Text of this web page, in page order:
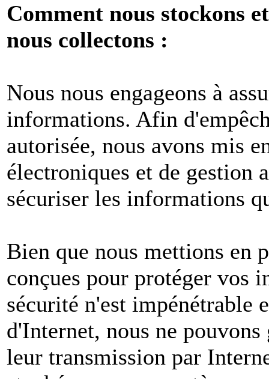
Comment nous stockons
nous collectons :
Nous nous engageons à
informations. Afin
autorisée, nous avons mis
électroniques et de gestion
sécuriser les informations
Bien que nous mettions en
conçues pour protéger vos
sécurité n'est impénétrable
d'Internet, nous ne
leur transmission par